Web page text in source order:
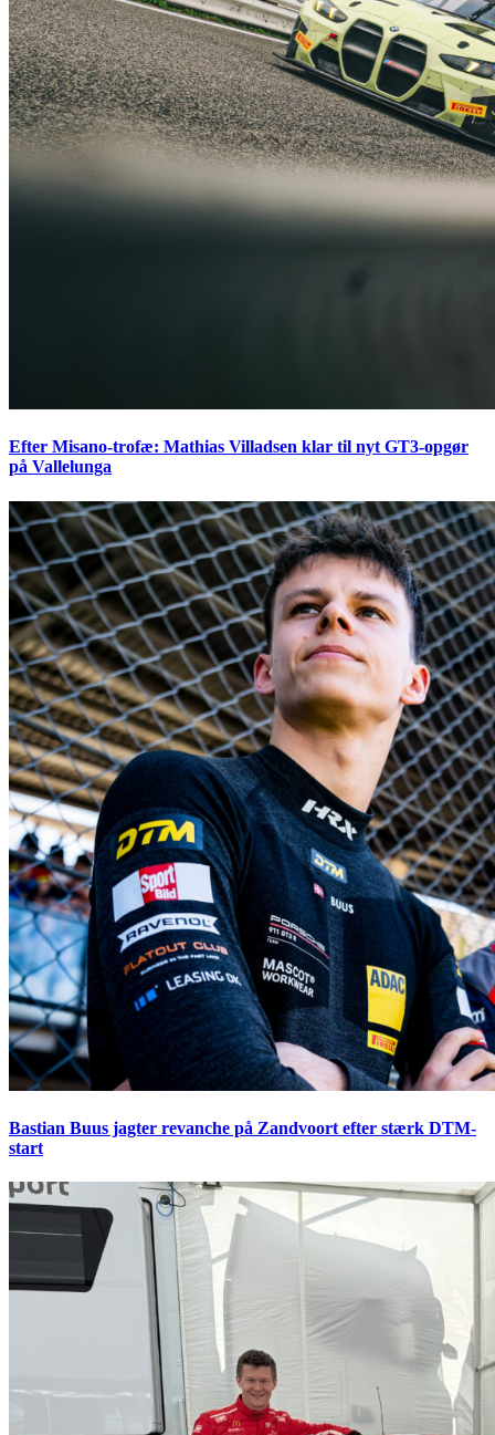
Efter Misano-trofæ: Mathias Villadsen klar til nyt GT3-opgør
på Vallelunga
Bastian Buus jagter revanche på Zandvoort efter stærk DTM-
start